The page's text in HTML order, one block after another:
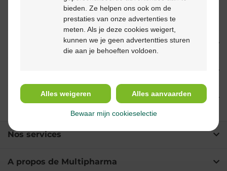
Description du produit
Ingrédients
Nos services
A propos de Multipharma
bieden. Ze helpen ons ook om de
prestaties van onze advertenties te
meten. Als je deze cookies weigert,
kunnen we je geen advertentties sturen
die aan je behoeften voldoen.
Alles weigeren Alles aanvaarden
Bewaar mijn cookieselectie